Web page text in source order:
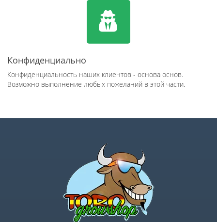
Конфиденциально
Конфиденциальность наших клиентов - основа основ.
Возможно выполнение любых пожеланий в этой части.